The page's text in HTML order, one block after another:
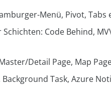
Menü, Pivot, Tabs
Code Behind,
Detail Page, Map
Task, Azure